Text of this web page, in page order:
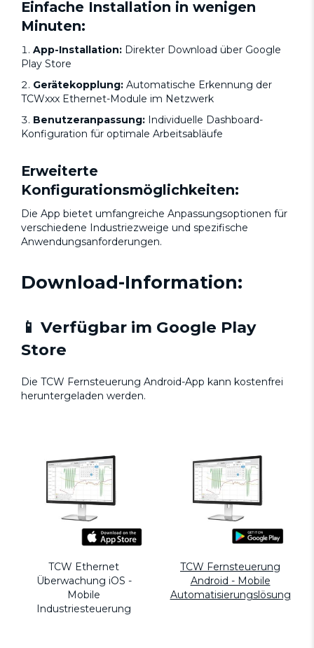
Einfache Installation in wenigen
Minuten:
App-Installation: Direkter Download über Google
Play Store
Gerätekopplung: Automatische Erkennung der
TCWxxx Ethernet-Module im Netzwerk
Benutzeranpassung: Individuelle Dashboard-
Konfiguration für optimale Arbeitsabläufe
Erweiterte
Konfigurationsmöglichkeiten:
Die App bietet umfangreiche Anpassungsoptionen für
verschiedene Industriezweige und spezifische
Anwendungsanforderungen.
Download-Information:
📱 Verfügbar im Google Play
Store
Die TCW Fernsteuerung Android-App kann kostenfrei
heruntergeladen werden.
TCW Ethernet
Überwachung iOS -
Mobile
Industriesteuerung
TCW Fernsteuerung
Android - Mobile
Automatisierungslösung